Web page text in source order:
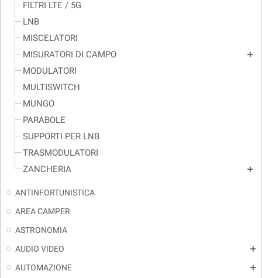
FILTRI LTE / 5G
LNB
MISCELATORI
MISURATORI DI CAMPO
add
MODULATORI
MULTISWITCH
MUNGO
PARABOLE
SUPPORTI PER LNB
TRASMODULATORI
ZANCHERIA
add
ANTINFORTUNISTICA
AREA CAMPER
ASTRONOMIA
AUDIO VIDEO
add
AUTOMAZIONE add